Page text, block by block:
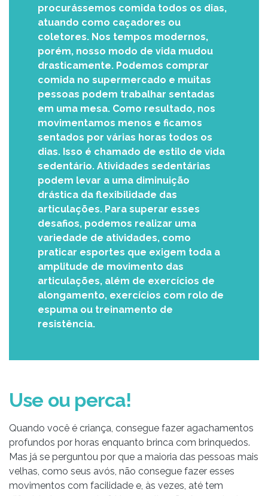
procurássemos comida todos os dias,
atuando como caçadores ou
coletores. Nos tempos modernos,
porém, nosso modo de vida mudou
drasticamente. Podemos comprar
comida no supermercado e muitas
pessoas podem trabalhar sentadas
em uma mesa. Como resultado, nos
movimentamos menos e ficamos
sentados por várias horas todos os
dias. Isso é chamado de estilo de vida
sedentário. Atividades sedentárias
podem levar a uma diminuição
drástica da flexibilidade das
articulações. Para superar esses
desafios, podemos realizar uma
variedade de atividades, como
praticar esportes que exigem toda a
amplitude de movimento das
articulações, além de exercícios de
alongamento, exercícios com rolo de
espuma ou treinamento de
resistência.
Use ou perca!
Quando você é criança, consegue fazer agachamentos
profundos por horas enquanto brinca com brinquedos.
Mas já se perguntou por que a maioria das pessoas mais
velhas, como seus avós, não consegue fazer esses
movimentos com facilidade e, às vezes, até tem